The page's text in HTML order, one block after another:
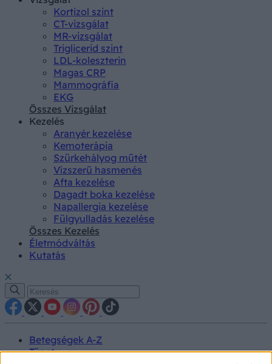
Kortizol szint
CT-vizsgálat
MR-vizsgálat
Triglicerid szint
LDL-koleszterin
Magas CRP
Mammográfia
EKG
Összes Vizsgálat
Kezelés
Aranyér kezelése
Kemoterápia
Szürkehályog műtét
Vízszerű hasmenés
Afta kezelése
Dagadt boka kezelése
Napallergia kezelése
Fülgyulladás kezelése
Összes Kezelés
Életmódváltás
Kutatás
Betegségek A-Z
Tünet